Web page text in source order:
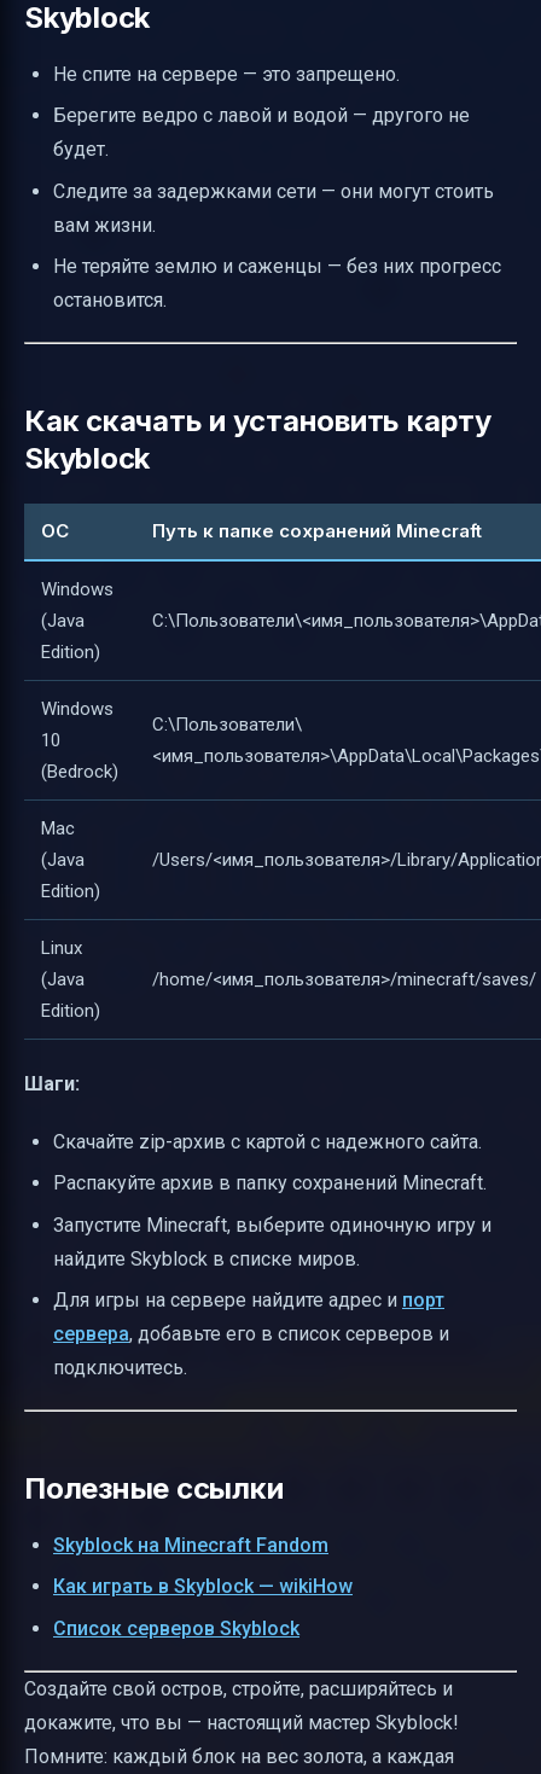
Skyblock
Не спите на сервере — это запрещено.
Берегите ведро с лавой и водой — другого не
будет.
Следите за задержками сети — они могут стоить
вам жизни.
Не теряйте землю и саженцы — без них прогресс
остановится.
Как скачать и установить карту
Skyblock
ОС Путь к папке сохранений Minecraft
Windows
(Java
Edition)
Windows
10
(Bedrock)
C:\Пользователи\
Mac
(Java
Edition)
/Users/<имя_пользователя>/Library/
Linux
(Java
Edition)
/home/<имя_пользователя>/minecraft/saves/
Шаги:
Скачайте zip-архив с картой с надежного сайта.
Распакуйте архив в папку сохранений Minecraft.
Запустите Minecraft, выберите одиночную игру и
найдите Skyblock в списке миров.
Для игры на сервере найдите адрес и порт
сервера, добавьте его в список серверов и
подключитесь.
Полезные ссылки
Skyblock на Minecraft Fandom
Как играть в Skyblock — wikiHow
Список серверов Skyblock
Создайте свой остров, стройте, расширяйтесь и
докажите, что вы — настоящий мастер Skyblock!
Помните: каждый блок на вес золота, а каждая